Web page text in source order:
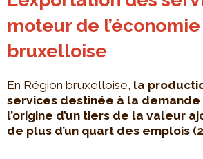
moteur de l’économie
bruxelloise
En Région bruxelloise, la
services destinée à la
l’origine d’un tiers de la valeur
de plus d’un quart des emplois